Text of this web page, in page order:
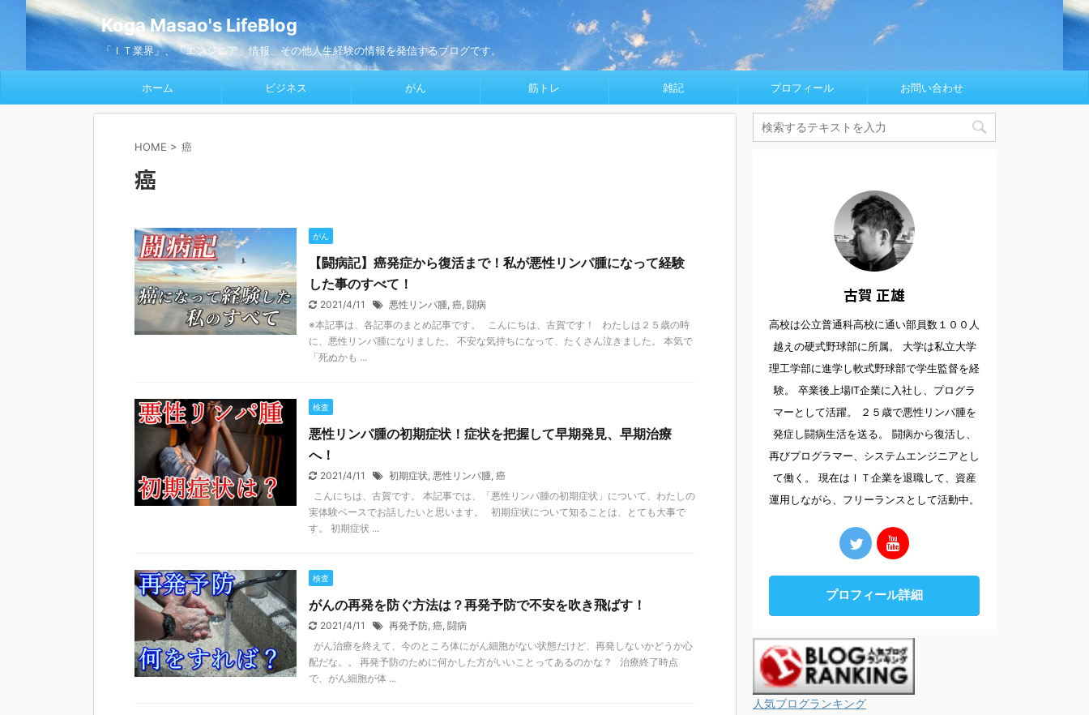
Koga Masao's LifeBlog
「ＩＴ業界」、「エンジニア」情報、その他人生経験の情報を発信するブログです。
ホーム ビジネス がん 筋トレ 雑記 プロフィール お問い合わせ
HOME > 癌
癌
がん
【闘病記】癌発症から復活まで！私が悪性リンパ腫になって経験
した事のすべて！
2021/4/11 悪性リンパ腫, 癌, 闘病
※本記事は、各記事のまとめ記事です。 こんにちは、古賀です！ わたしは２５歳の時
に、悪性リンパ腫になりました。 不安な気持ちになって、たくさん泣きました。 本気で
「死ぬかも ...
検査
悪性リンパ腫の初期症状！症状を把握して早期発見、早期治療
へ！
2021/4/11 初期症状, 悪性リンパ腫, 癌
こんにちは、古賀です。 本記事では、「悪性リンパ腫の初期症状」について、わたしの
実体験ベースでお話したいと思います。 初期症状について知ることは、とても大事で
す。 初期症状 ...
検査
がんの再発を防ぐ方法は？再発予防で不安を吹き飛ばす！
2021/4/11 再発予防, 癌, 闘病
がん治療を終えて、今のところ体にがん細胞がない状態だけど、再発しないかどうか心
配だな。。 再発予防のために何かした方がいいことってあるのかな？ 治療終了時点
で、がん細胞が体 ...
古賀 正雄
高校は公立普通科高校に通い部員数１００人
越えの硬式野球部に所属。 大学は私立大学
理工学部に進学し軟式野球部で学生監督を経
験。 卒業後上場IT企業に入社し、プログラ
マーとして活躍。 ２５歳で悪性リンパ腫を
発症し闘病生活を送る。 闘病から復活し、
再びプログラマー、システムエンジニアとし
て働く。 現在はＩＴ企業を退職して、資産
運用しながら、フリーランスとして活動中。
プロフィール詳細
人気ブログランキング